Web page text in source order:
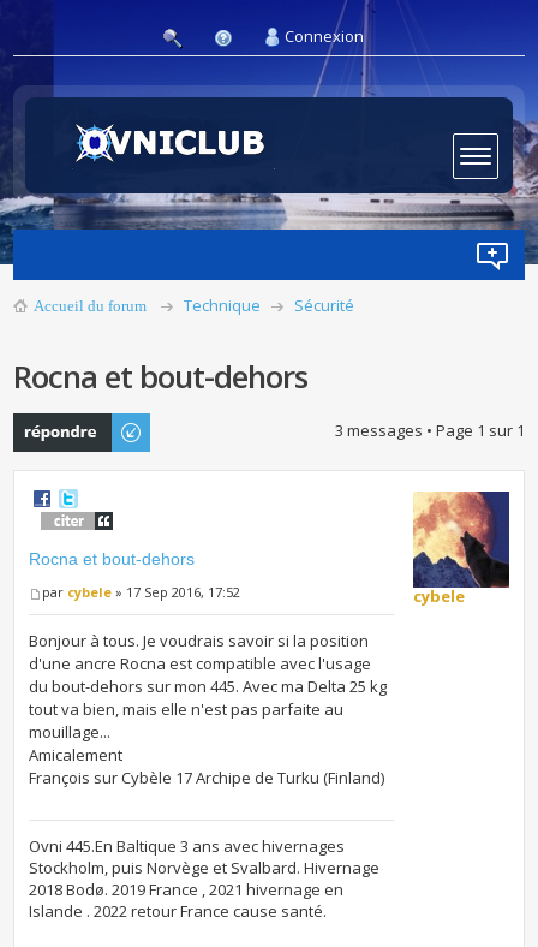
Connexion
Accueil du forum Technique Sécurité
Rocna et bout-dehors
Publier une
réponse
3 messages • Page 1 sur 1
Rocna et bout-dehors
par cybele » 17 Sep 2016, 17:52
Bonjour à tous. Je voudrais savoir si la position
d'une ancre Rocna est compatible avec l'usage
du bout-dehors sur mon 445. Avec ma Delta 25 kg
tout va bien, mais elle n'est pas parfaite au
mouillage...
Amicalement
François sur Cybèle 17 Archipe de Turku (Finland)
Ovni 445.En Baltique 3 ans avec hivernages
Stockholm, puis Norvège et Svalbard. Hivernage
2018 Bodø. 2019 France , 2021 hivernage en
Islande . 2022 retour France cause santé.
cybele